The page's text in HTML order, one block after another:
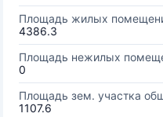
Площадь жилых
4386.3
Площадь нежилых
0
Площадь зем. участка
1107.6